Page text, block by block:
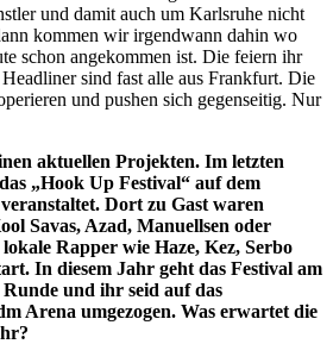
und damit auch um Karlsruhe nicht
kommen wir irgendwann dahin wo
schon angekommen ist. Die feiern ihr
sind fast alle aus Frankfurt. Die
und pushen sich gegenseitig. Nur
aktuellen Projekten. Im letzten
„Hook Up Festival“ auf dem
Dort zu Gast waren
Savas, Azad, Manuellsen oder
Rapper wie Haze, Kez, Serbo
In diesem Jahr geht das Festival am
Runde und ihr seid auf das
Arena umgezogen. Was erwartet die